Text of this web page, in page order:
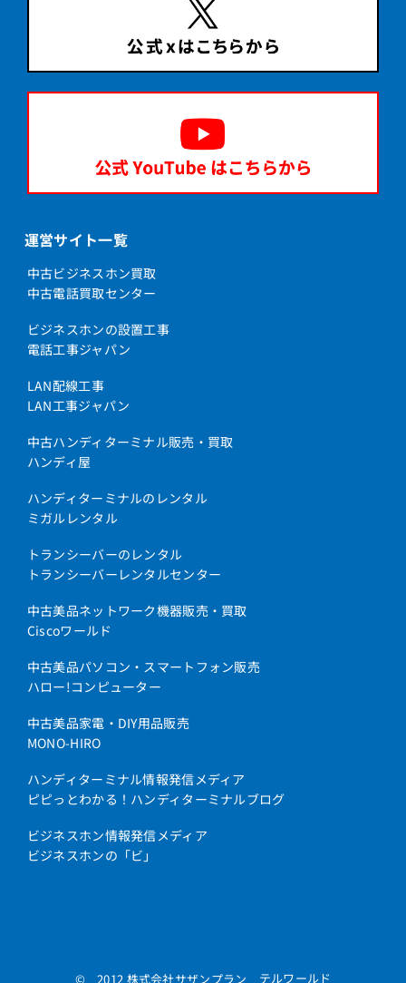
運営サイト一覧
中古ビジネスホン買取
中古電話買取センター
ビジネスホンの設置工事
電話工事ジャパン
LAN配線工事
LAN工事ジャパン
中古ハンディターミナル販売・買取
ハンディ屋
ハンディターミナルのレンタル
ミガルレンタル
トランシーバーのレンタル
トランシーバーレンタルセンター
中古美品ネットワーク機器販売・買取
Ciscoワールド
中古美品パソコン・スマートフォン販売
ハロー!コンピューター
中古美品家電・DIY用品販売
MONO-HIRO
ハンディターミナル情報発信メディア
ピピっとわかる！ハンディターミナルブログ
ビジネスホン情報発信メディア
ビジネスホンの「ビ」
© 2012 株式会社サザンプラン テルワールド